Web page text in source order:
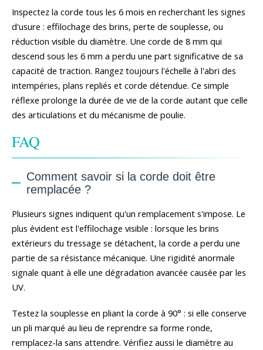
Inspectez la corde tous les 6 mois en recherchant les signes
d'usure : effilochage des brins, perte de souplesse, ou
réduction visible du diamètre. Une corde de 8 mm qui
descend sous les 6 mm a perdu une part significative de sa
capacité de traction. Rangez toujours l'échelle à l'abri des
intempéries, plans repliés et corde détendue. Ce simple
réflexe prolonge la durée de vie de la corde autant que celle
des articulations et du mécanisme de poulie.
FAQ
Comment savoir si la corde doit être
remplacée ?
Plusieurs signes indiquent qu'un remplacement s'impose. Le
plus évident est l'effilochage visible : lorsque les brins
extérieurs du tressage se détachent, la corde a perdu une
partie de sa résistance mécanique. Une rigidité anormale
signale quant à elle une dégradation avancée causée par les
UV.
Testez la souplesse en pliant la corde à 90° : si elle conserve
un pli marqué au lieu de reprendre sa forme ronde,
remplacez-la sans attendre. Vérifiez aussi le diamètre au